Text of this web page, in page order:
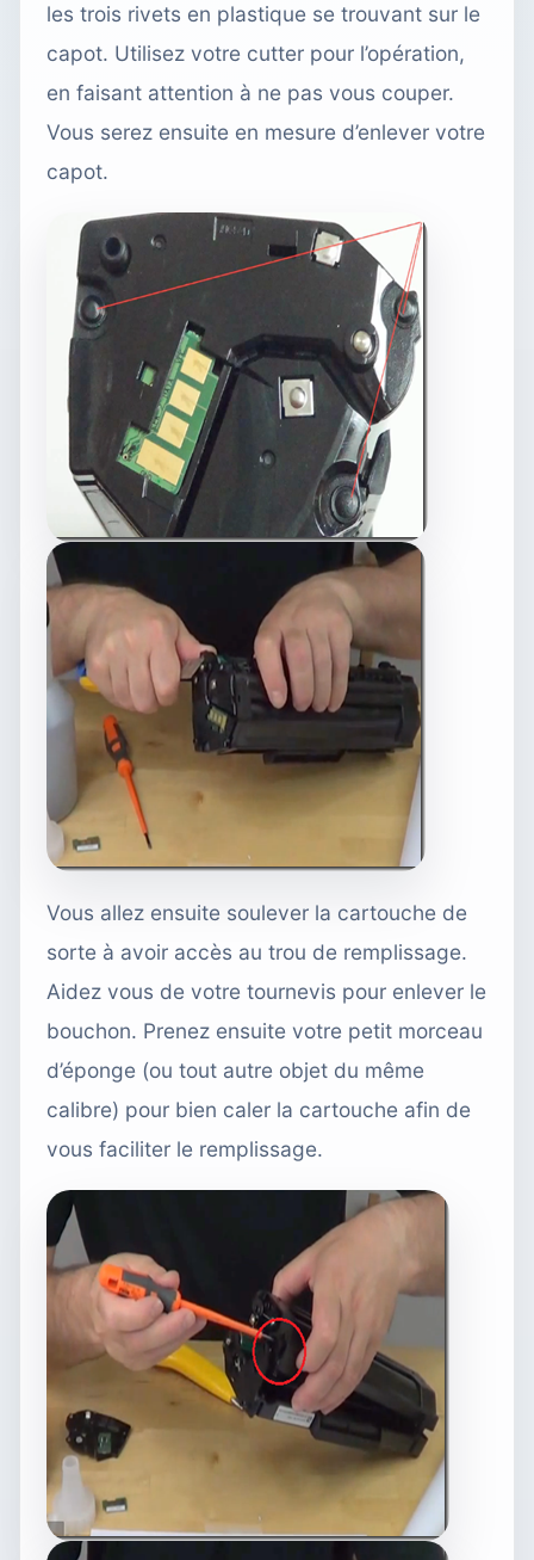
les trois rivets en plastique se trouvant sur le
capot. Utilisez votre cutter pour l’opération,
en faisant attention à ne pas vous couper.
Vous serez ensuite en mesure d’enlever votre
capot.
Vous allez ensuite soulever la cartouche de
sorte à avoir accès au trou de remplissage.
Aidez vous de votre tournevis pour enlever le
bouchon. Prenez ensuite votre petit morceau
d’éponge (ou tout autre objet du même
calibre) pour bien caler la cartouche afin de
vous faciliter le remplissage.